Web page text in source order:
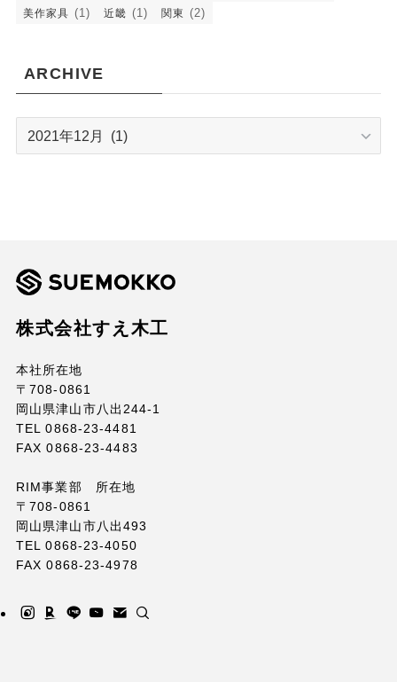
美作家具 (1) 近畿 (1) 関東 (2)
ARCHIVE
ARCHIVE
株式会社すえ木工
本社所在地
〒708-0861
岡山県津山市八出244-1
TEL 0868-23-4481
FAX 0868-23-4483
RIM事業部 所在地
〒708-0861
岡山県津山市八出493
TEL 0868-23-4050
FAX 0868-23-4978